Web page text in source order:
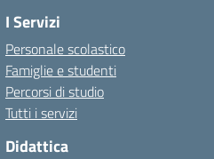
I Servizi
Personale scolastico
Famiglie e studenti
Percorsi di studio
Tutti i servizi
Didattica